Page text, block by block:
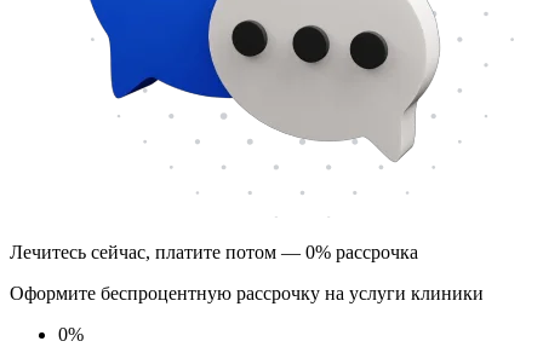
Лечитесь сейчас, платите потом — 0% рассрочка
Оформите беспроцентную рассрочку на услуги клиники
0%